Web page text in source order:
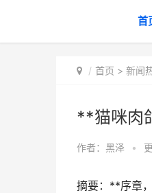
首
首页 > 新闻
**猫咪肉
作者： 黑泽 •
摘要：**序章